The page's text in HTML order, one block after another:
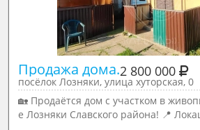
Продажа дома.2 800 000
посёлок Лозняки, улица хуторская, 0
🏡 Продаётся дом с участком в
е Лозняки Славского района! 📍